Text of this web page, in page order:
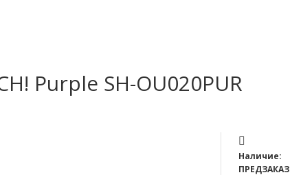
Purple SH-OU020PUR
Наличие:
ПРЕДЗАКАЗ